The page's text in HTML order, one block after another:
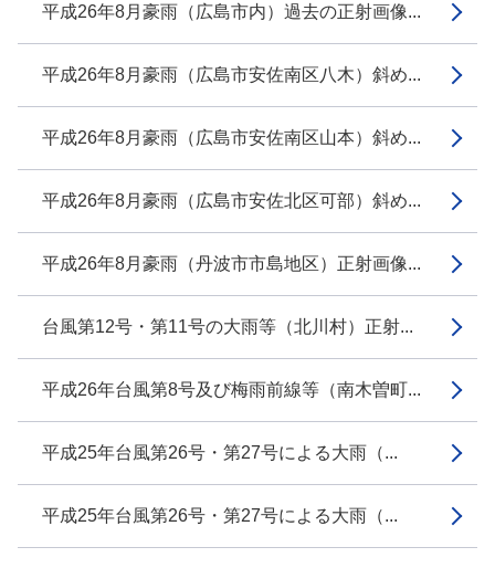
平成26年8月豪雨（広島市内）過去の正射画像...
平成26年8月豪雨（広島市安佐南区八木）斜め...
平成26年8月豪雨（広島市安佐南区山本）斜め...
平成26年8月豪雨（広島市安佐北区可部）斜め...
平成26年8月豪雨（丹波市市島地区）正射画像...
台風第12号・第11号の大雨等（北川村）正射...
平成26年台風第8号及び梅雨前線等（南木曽町...
平成25年台風第26号・第27号による大雨（...
平成25年台風第26号・第27号による大雨（...